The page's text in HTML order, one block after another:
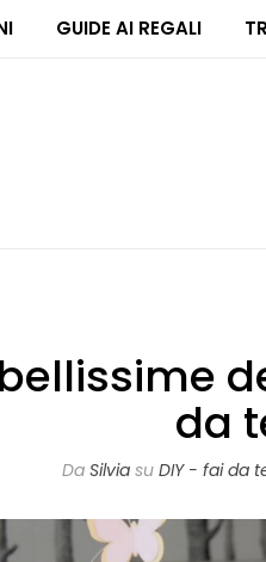
GUIDE AI REGALI
da
DaSilvia suDIY - fai da